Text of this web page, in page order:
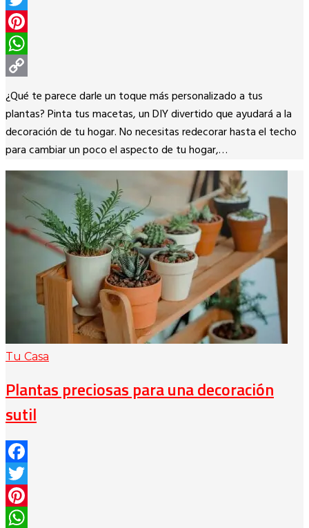
Twitter
Pinterest
WhatsApp
Copy
Link
¿Qué te parece darle un toque más personalizado a tus
plantas? Pinta tus macetas, un DIY divertido que ayudará a la
decoración de tu hogar. No necesitas redecorar hasta el techo
para cambiar un poco el aspecto de tu hogar,…
Tu Casa
Plantas preciosas para una decoración
sutil
Facebook
Twitter
Pinterest